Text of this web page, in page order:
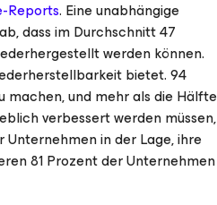
Reports. Eine unabhängige
dass im Durchschnitt 47
werden können.
bietet. 94
machen, und mehr als die Hälfte
verbessert werden müssen,
Unternehmen in der Lage, ihre
81 Prozent der Unternehmen